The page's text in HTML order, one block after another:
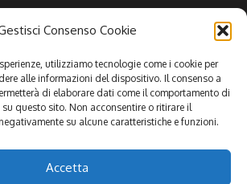
Consenso Cookie
utilizziamo tecnologie come i cookie per
alle informazioni del dispositivo. Il consenso a
di elaborare dati come il comportamento di
questo sito. Non acconsentire o ritirare il
su alcune caratteristiche e funzioni.
Accetta